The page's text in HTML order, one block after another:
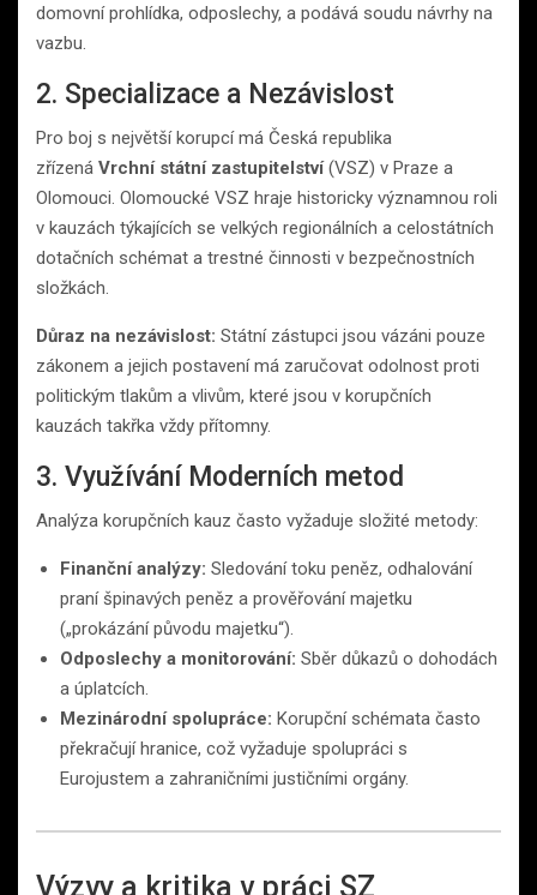
domovní prohlídka, odposlechy, a podává soudu návrhy na
vazbu.
2. Specializace a Nezávislost
Pro boj s největší korupcí má Česká republika
zřízená Vrchní státní zastupitelství(VSZ) v Praze a
Olomouci. Olomoucké VSZ hraje historicky významnou roli
v kauzách týkajících se velkých regionálních a celostátních
dotačních schémat a trestné činnosti v bezpečnostních
složkách.
Důraz na nezávislost: Státní zástupci jsou vázáni pouze
zákonem a jejich postavení má zaručovat odolnost proti
politickým tlakům a vlivům, které jsou v korupčních
kauzách takřka vždy přítomny.
3. Využívání Moderních metod
Analýza korupčních kauz často vyžaduje složité metody:
Finanční analýzy: Sledování toku peněz, odhalování
praní špinavých peněz a prověřování majetku
(„prokázání původu majetku“).
Odposlechy a monitorování: Sběr důkazů o dohodách
a úplatcích.
Mezinárodní spolupráce: Korupční schémata často
překračují hranice, což vyžaduje spolupráci s
Eurojustem a zahraničními justičními orgány.
Výzvy a kritika v práci SZ